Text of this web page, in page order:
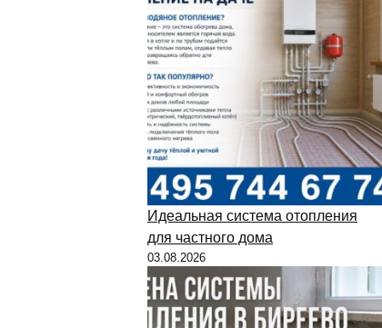
Идеальная система отопления
для частного дома
03.08.2026